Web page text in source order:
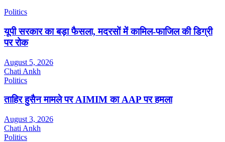
Politics
यूपी सरकार का बड़ा फैसला, मदरसों में कामिल-फाजिल की डिग्री
पर रोक
August 5, 2026
Chati Ankh
Politics
ताहिर हुसैन मामले पर AIMIM का AAP पर हमला
August 3, 2026
Chati Ankh
Politics